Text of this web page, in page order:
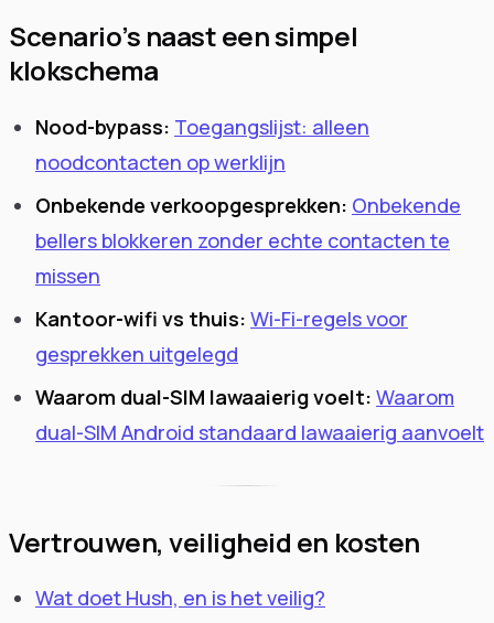
Scenario's naast een simpel
klokschema
Nood-bypass: Toegangslijst: alleen
noodcontacten op werklijn
Onbekende verkoopgesprekken: Onbekende
bellers blokkeren zonder echte contacten te
missen
Kantoor-wifi vs thuis: Wi-Fi-regels voor
gesprekken uitgelegd
Waarom dual-SIM lawaaierig voelt: Waarom
dual-SIM Android standaard lawaaierig aanvoelt
Vertrouwen, veiligheid en kosten
Wat doet Hush, en is het veilig?